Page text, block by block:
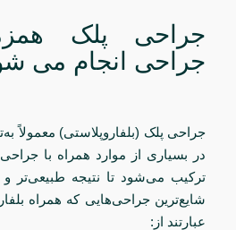
جراحی پلک
جراحی انجام می
جراحی پلک (بلفاروپلاستی) معمولاً
در بسیاری از موارد همراه با
ترکیب می‌شود تا نتیجه طبیعی‌تر
شایع‌ترین جراحی‌هایی که همراه
عبارتند از: